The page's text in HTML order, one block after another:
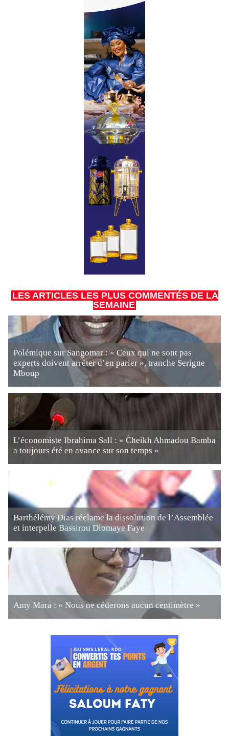
LES ARTICLES LES PLUS COMMENTÉS DE LA
SEMAINE
Polémique sur Sangomar : « Ceux qui ne sont pas
experts doivent arrêter d’en parler », tranche Serigne
Mboup
L’économiste Ibrahima Sall : « Cheikh Ahmadou Bamba
a toujours été en avance sur son temps »
Barthélémy Dias réclame la dissolution de l’Assemblée
et interpelle Bassirou Diomaye Faye
Amy Mara : « Nous ne céderons aucun centimètre »